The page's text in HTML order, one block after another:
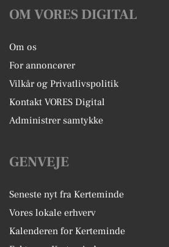
OM VORES DIGITAL
Om os
For annoncører
Vilkår og Privatlivspolitik
Kontakt VORES Digital
Administrer samtykke
GENVEJE
Seneste nyt fra Kerteminde
Vores lokale erhverv
Kalenderen for Kerteminde